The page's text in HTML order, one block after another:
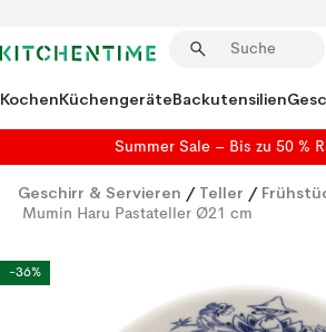
KochenKüchengeräteBackutensilien
Summer Sale – Bis zu 50 %
Geschirr & Servieren / Teller /
Mumin Haru Pastateller Ø21 cm
-36%